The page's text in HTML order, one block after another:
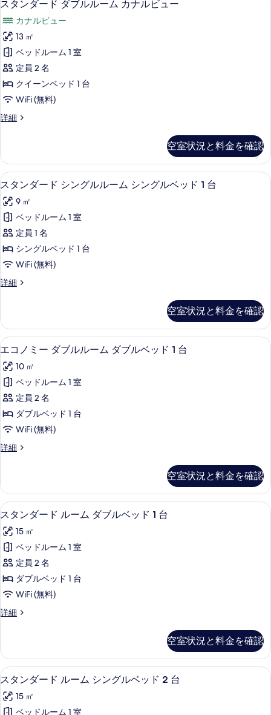
て
の
写
真
を
表
示
る
詳
細
ブ
ル
ベ
ッ
ド
1
台
カ
ビ
ュ
ー
の
す
べ
て
の
写
を
表
示
す
る
ル
ー
ム
ダ
ブ
ル
ベ
ッ
ド
1
ナ
ル
ビ
ュ
ー
の
詳
細
ン
ダ
ー
ド
ダ
ル
ー
ム
カ
ナ
ル
ビ
ュ
ー
の
て
の
写
真
を
表
示
る
スタンダード ダブルルーム カナルビュー
カナルビュー
13 ㎡
ベッドルーム 1 室
定員 2 名
クイーンベッド 1 台
WiFi (無料)
詳細
ス
ー
ド
ダ
ル
ル
ー
ム
カ
ナ
ル
ビ
詳
細
空室状況と料金を確認
ス
タ
ン
ダ
ー
ド
ン
ル
ル
ー
ム
シ
ン
グ
ル
ベ
1
台
の
す
べ
て
の
写
真
表
示
す
る
スタンダード シングルルーム シン
7
スタンダード シングルルーム シングルベッド 1 台
9 ㎡
ベッドルーム 1 室
定員 1 名
シングルベッド 1 台
WiFi (無料)
詳細
ス
ー
ド
シ
グ
ル
ル
ー
ム
シ
ン
グ
ド
台
の
詳
細
空室状況と料金を確認
エ
コ
ノ
ミ
ー
ダ
ル
ー
ム
ダ
ブ
ル
ベ
ッ
ド
1
す
べ
て
の
エコノミー ダブルルーム ダブルベ
5
エコノミー ダブルルーム ダブルベッド 1 台
10 ㎡
ベッドルーム 1 室
定員 2 名
ダブルベッド 1 台
WiFi (無料)
詳細
エ
ー
ダ
ブ
ル
ー
ム
ダ
ブ
ル
ベ
ッ
の
詳
細
空室状況と料金を確認
ス
タ
ン
ダ
ー
ド
ー
ダ
ブ
ル
ベ
スタンダード ルーム ダブルベッド 1
6
スタンダード ルーム ダブルベッド 1 台
15 ㎡
ベッドルーム 1 室
定員 2 名
ダブルベッド 1 台
WiFi (無料)
詳細
ス
ー
ド
ル
ム
ダ
空室状況と料金を確認
ス
タ
ン
スタンダード ルーム シングルベッ
5
スタンダード ルーム シングルベッド 2 台
15 ㎡
ベッドルーム 1 室